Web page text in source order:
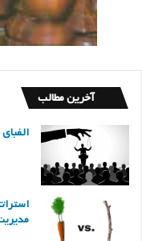
آخرین مطالب